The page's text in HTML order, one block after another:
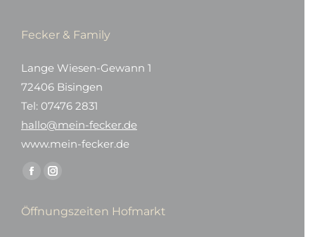
Fecker & Family
Lange Wiesen-Gewann 1
72406 Bisingen
Tel: 07476 2831
hallo@mein-fecker.de
www.mein-fecker.de
Finden Sie uns auf:
Facebook
opens
Instagram
opens
Öffnungszeiten Hofmarkt